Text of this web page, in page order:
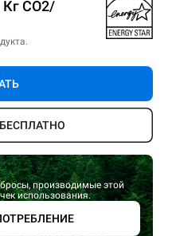
CO2/
производимые этой
использования.